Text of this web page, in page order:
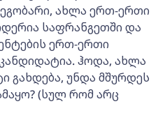
ახლა ერთ-ერთი
საფრანგეთში და
ერთ-ერთი
ჰოდა, ახლა
გახდება, უნდა მშურდეს
(სულ რომ არც